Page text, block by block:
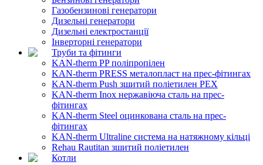
Газобензинові генератори
Дизельні генератори
Дизельні електростанції
Інверторні генератори
Труби та фітинги
KAN-therm PP поліпропілен
KAN-therm PRESS металопласт на прес-фітингах
KAN-therm Push зшитий поліетилен PEX
KAN-therm Inox нержавіюча сталь на прес-
фітингах
KAN-therm Steel оцинкована сталь на прес-
фітингах
KAN-therm Ultraline система на натяжному кільці
Rehau Rautitan зшитий поліетилен
Котли